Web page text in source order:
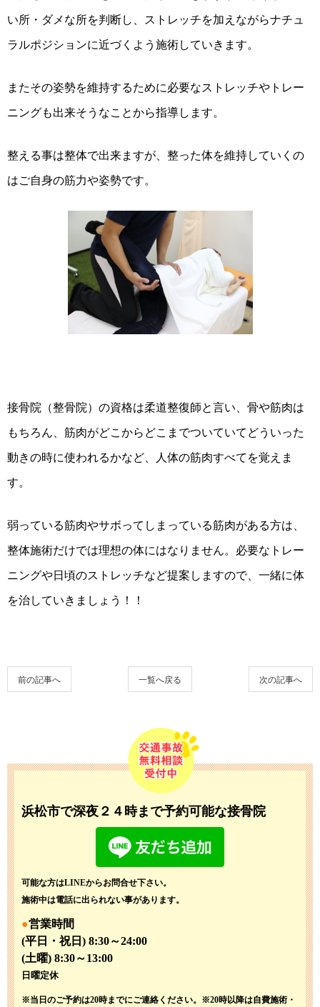
い所・ダメな所を判断し、ストレッチを加えながらナチュ
ラルポジションに近づくよう施術していきます。
またその姿勢を維持するために必要なストレッチやトレー
ニングも出来そうなことから指導します。
整える事は整体で出来ますが、整った体を維持していくの
はご自身の筋力や姿勢です。
接骨院（整骨院）の資格は柔道整復師と言い、骨や筋肉は
もちろん、筋肉がどこからどこまでついていてどういった
動きの時に使われるかなど、人体の筋肉すべてを覚えま
す。
弱っている筋肉やサボってしまっている筋肉がある方は、
整体施術だけでは理想の体にはなりません。必要なトレー
ニングや日頃のストレッチなど提案しますので、一緒に体
を治していきましょう！！
前の記事へ 一覧へ戻る 次の記事へ
浜松市で深夜２４時まで予約可能な接骨院
可能な方はLINEからお問合せ下さい。
施術中は電話に出られない事があります。
営業時間
(平日・祝日) 8:30～24:00
(土曜) 8:30～13:00
日曜定休
※当日のご予約は20時までにご連絡ください。 ※20時以降は自費施術・